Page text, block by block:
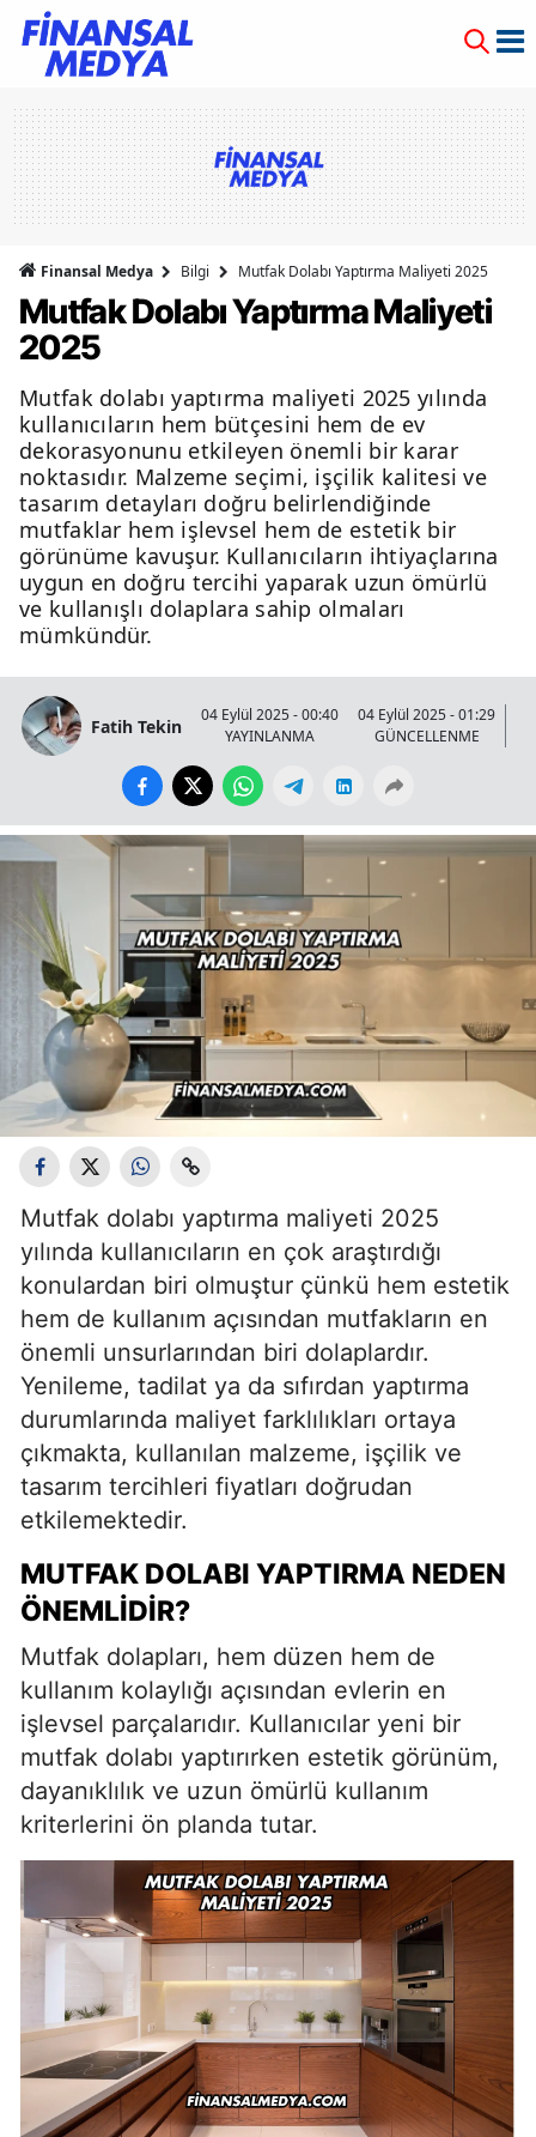
Finansal Medya Bilgi Mutfak Dolabı Yaptırma Maliyeti 2025
Mutfak Dolabı Yaptırma Maliyeti
2025
Mutfak dolabı yaptırma maliyeti 2025 yılında
kullanıcıların hem bütçesini hem de ev
dekorasyonunu etkileyen önemli bir karar
noktasıdır. Malzeme seçimi, işçilik kalitesi ve
tasarım detayları doğru belirlendiğinde
mutfaklar hem işlevsel hem de estetik bir
görünüme kavuşur. Kullanıcıların ihtiyaçlarına
uygun en doğru tercihi yaparak uzun ömürlü
ve kullanışlı dolaplara sahip olmaları
mümkündür.
Fatih Tekin
04 Eylül 2025 - 00:40
YAYINLANMA
04 Eylül 2025 - 01:29
GÜNCELLENME
Mutfak dolabı yaptırma maliyeti 2025
yılında kullanıcıların en çok araştırdığı
konulardan biri olmuştur çünkü hem estetik
hem de kullanım açısından mutfakların en
önemli unsurlarından biri dolaplardır.
Yenileme, tadilat ya da sıfırdan yaptırma
durumlarında maliyet farklılıkları ortaya
çıkmakta, kullanılan malzeme, işçilik ve
tasarım tercihleri fiyatları doğrudan
etkilemektedir.
MUTFAK DOLABI YAPTIRMA NEDEN
ÖNEMLIDIR?
Mutfak dolapları, hem düzen hem de
kullanım kolaylığı açısından evlerin en
işlevsel parçalarıdır. Kullanıcılar yeni bir
mutfak dolabı yaptırırken estetik görünüm,
dayanıklılık ve uzun ömürlü kullanım
kriterlerini ön planda tutar.